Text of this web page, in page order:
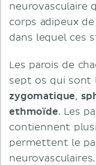
neurovasculaire
corps adipeux
dans lequel ces
Les parois de
sept os qui sont
zygomatique,
ethmoïde. Les
contiennent
permettent le